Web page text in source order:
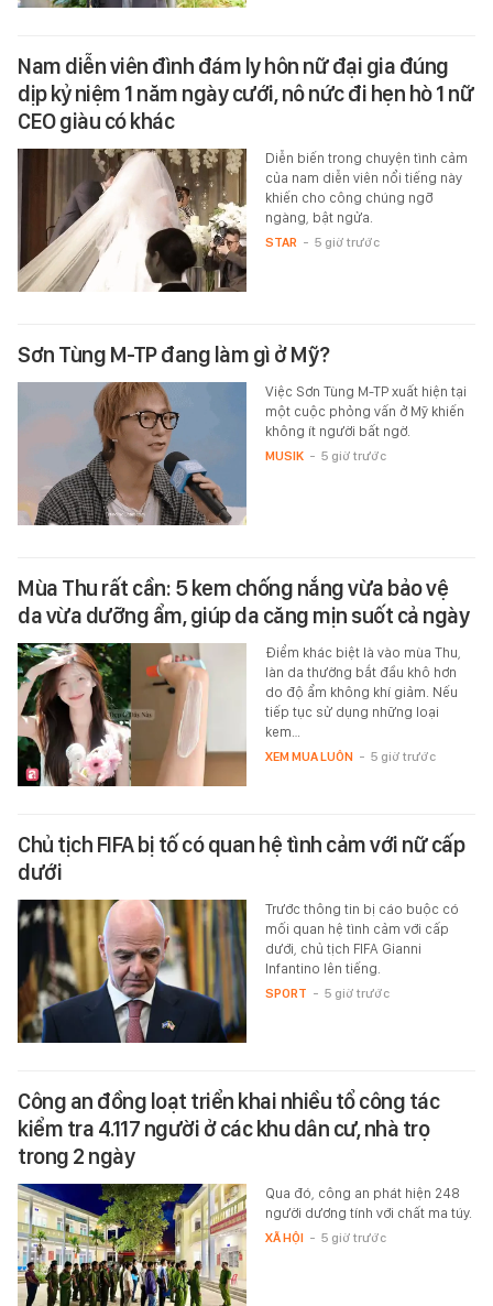
Nam diễn viên đình đám ly hôn nữ đại gia đúng
dịp kỷ niệm 1 năm ngày cưới, nô nức đi hẹn hò 1 nữ
CEO giàu có khác
Diễn biến trong chuyện tình cảm
của nam diễn viên nổi tiếng này
khiến cho công chúng ngỡ
ngàng, bật ngửa.
STAR - 5 giờ trước
Sơn Tùng M-TP đang làm gì ở Mỹ?
Việc Sơn Tùng M-TP xuất hiện tại
một cuộc phỏng vấn ở Mỹ khiến
không ít người bất ngờ.
MUSIK - 5 giờ trước
Mùa Thu rất cần: 5 kem chống nắng vừa bảo vệ
da vừa dưỡng ẩm, giúp da căng mịn suốt cả ngày
Điểm khác biệt là vào mùa Thu,
làn da thường bắt đầu khô hơn
do độ ẩm không khí giảm. Nếu
tiếp tục sử dụng những loại
kem…
XEM MUA LUÔN - 5 giờ trước
Chủ tịch FIFA bị tố có quan hệ tình cảm với nữ cấp
dưới
Trước thông tin bị cáo buộc có
mối quan hệ tình cảm với cấp
dưới, chủ tịch FIFA Gianni
Infantino lên tiếng.
SPORT - 5 giờ trước
Công an đồng loạt triển khai nhiều tổ công tác
kiểm tra 4.117 người ở các khu dân cư, nhà trọ
trong 2 ngày
Qua đó, công an phát hiện 248
người dương tính với chất ma túy.
XÃ HỘI - 5 giờ trước